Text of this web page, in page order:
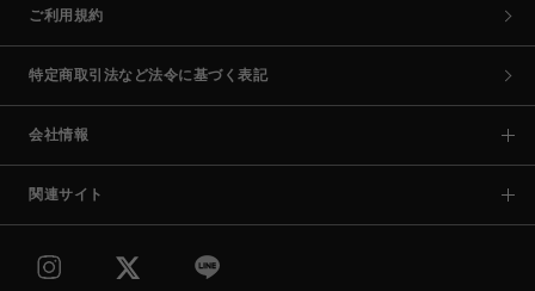
ご利用規約
特定商取引法など法令に基づく表記
会社情報
関連サイト